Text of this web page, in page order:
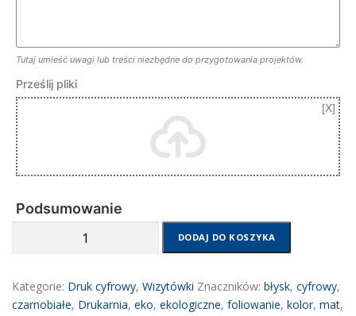
Tutaj umieść uwagi lub treści niezbędne do przygotowania projektów.
Prześlij pliki
Podsumowanie
DODAJ DO KOSZYKA
Kategorie: Druk cyfrowy, Wizytówki Znaczników: błysk, cyfrowy,
czarnobiałe, Drukarnia, eko, ekologiczne, foliowanie, kolor, mat,